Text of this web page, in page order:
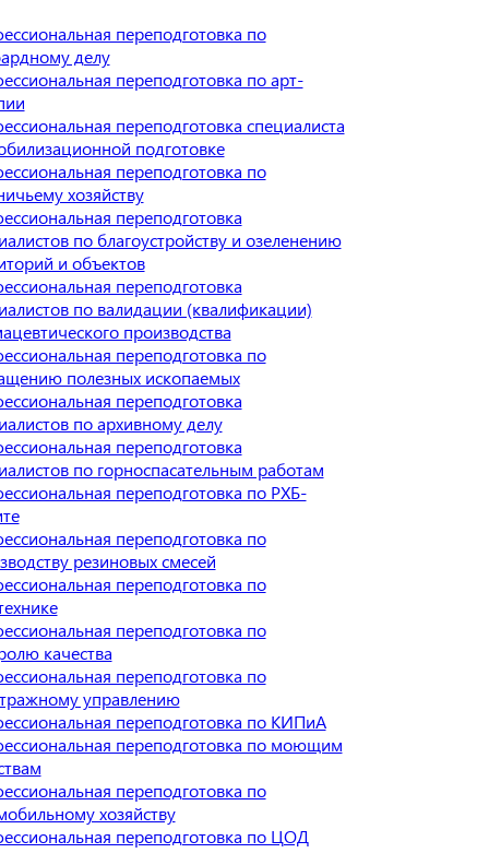
переподготовка по
делу
переподготовка по арт-
переподготовка специалиста
подготовке
переподготовка по
хозяйству
переподготовка
по благоустройству и озеленению
и объектов
переподготовка
по валидации (квалификации)
производства
переподготовка по
полезных ископаемых
переподготовка
по архивному делу
переподготовка
по горноспасательным работам
переподготовка по РХБ-
переподготовка по
резиновых смесей
переподготовка по
переподготовка по
качества
переподготовка по
управлению
переподготовка по КИПиА
переподготовка по моющим
переподготовка по
хозяйству
переподготовка по ЦОД